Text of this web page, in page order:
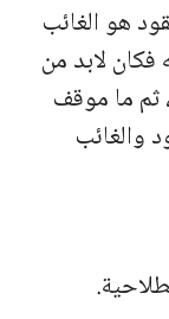
هو الغائب
فكان لابد من
ثم ما موقف
والغائب